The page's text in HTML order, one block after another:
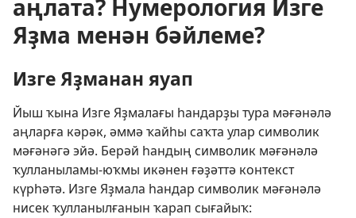
аңлата? Нумерология Изге
Яҙма менән бәйлеме?
Изге Яҙманан яуап
Йыш ҡына Изге Яҙмалағы һандарҙы тура мәғәнәлә
аңларға кәрәк, әммә ҡайһы саҡта улар символик
мәғәнәгә эйә. Берәй һандың символик мәғәнәлә
ҡулланыламы-юҡмы икәнен ғәҙәттә контекст
күрһәтә. Изге Яҙмала һандар символик мәғәнәлә
нисек ҡулланылғанын ҡарап сығайыҡ: